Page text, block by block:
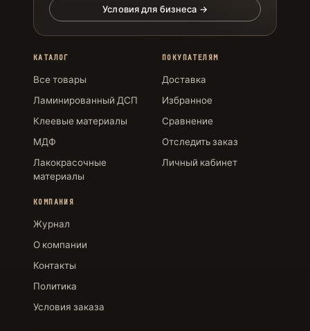
Условия для бизнеса →
КАТАЛОГ
Все товары
Ламинированный ДСП
Клеевые материалы
МДФ
Лакокрасочные
материалы
ПОКУПАТЕЛЯМ
Доставка
Избранное
Сравнение
Отследить заказ
Личный кабинет
КОМПАНИЯ
Журнал
О компании
Контакты
Политика
Условия заказа